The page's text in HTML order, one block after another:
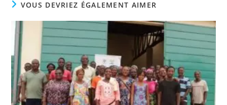
VOUS DEVRIEZ ÉGALEMENT AIMER